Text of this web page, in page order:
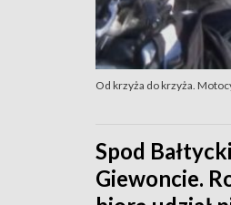
Od krzyża do krzyża.
Spod
Giewoncie.